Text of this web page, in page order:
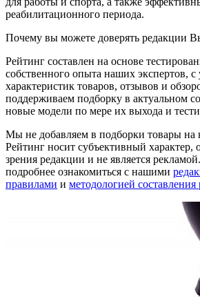
реабилитационного периода.
Почему вы можете доверять редакции
Рейтинг составлен на основе
собственного опыта наших экспертов, с
характеристик товаров, отзывов и
поддерживаем подборку в актуальном
новые модели по мере их выхода и
Мы не добавляем в подборки товары на
Рейтинг носит субъективный характер,
зрения редакции и не является
подробнее ознакомиться с нашими
правилами и методологией составления